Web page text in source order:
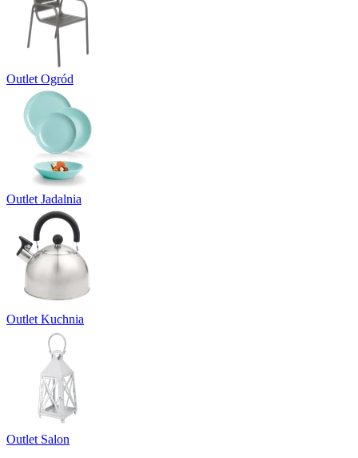
Outlet Ogród
Outlet Jadalnia
Outlet Kuchnia
Outlet Salon